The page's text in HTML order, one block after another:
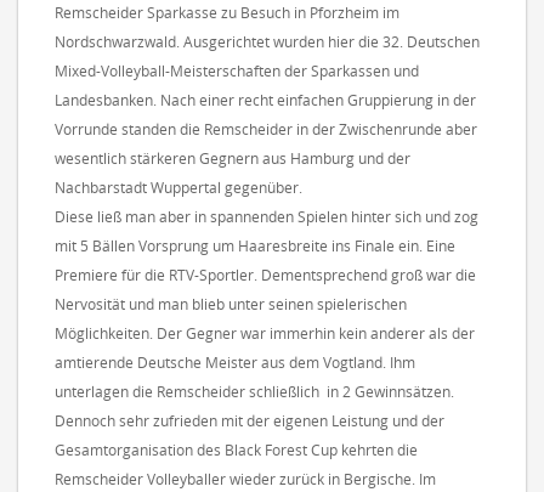
Remscheider Sparkasse zu Besuch in Pforzheim im
Nordschwarzwald. Ausgerichtet wurden hier die 32. Deutschen
Mixed-Volleyball-Meisterschaften der Sparkassen und
Landesbanken. Nach einer recht einfachen Gruppierung in der
Vorrunde standen die Remscheider in der Zwischenrunde aber
wesentlich stärkeren Gegnern aus Hamburg und der
Nachbarstadt Wuppertal gegenüber.
Diese ließ man aber in spannenden Spielen hinter sich und zog
mit 5 Bällen Vorsprung um Haaresbreite ins Finale ein. Eine
Premiere für die RTV-Sportler. Dementsprechend groß war die
Nervosität und man blieb unter seinen spielerischen
Möglichkeiten. Der Gegner war immerhin kein anderer als der
amtierende Deutsche Meister aus dem Vogtland. Ihm
unterlagen die Remscheider schließlich in 2 Gewinnsätzen.
Dennoch sehr zufrieden mit der eigenen Leistung und der
Gesamtorganisation des Black Forest Cup kehrten die
Remscheider Volleyballer wieder zurück in Bergische. Im